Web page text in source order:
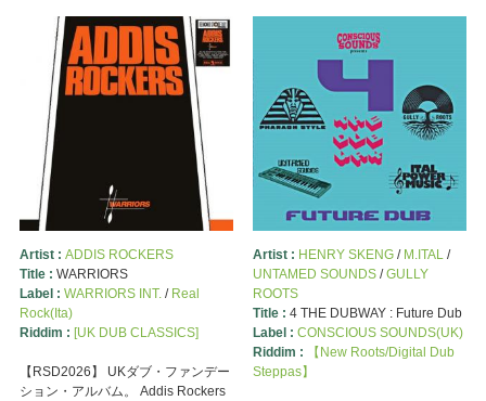
Artist : ADDIS ROCKERS
Title : WARRIORS
Label : WARRIORS INT./ Real
Rock(Ita)
Riddim : [UK DUB CLASSICS]
【RSD2026】 UKダブ・ファンデー
ション・アルバム。 Addis Rockers
Artist : HENRY SKENG/ M.ITAL/
UNTAMED SOUNDS/GULLY
ROOTS
Title : 4 THE DUBWAY : Future Dub
Label : CONSCIOUS SOUNDS(UK)
Riddim :
【New Roots/Digital Dub
Steppas】